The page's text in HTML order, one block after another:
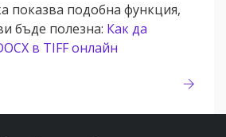
показва подобна функция,
бъде полезна: Как да
в TIFF онлайн